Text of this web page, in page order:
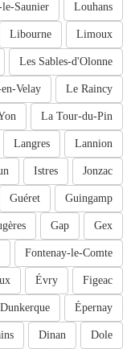
Louhans
Saunier
Limoux
Libourne
Les Sables-d'Olonne
Le Raincy
Velay
La Tour-du-Pin
Lannion
Langres
Jonzac
Istres
Guingamp
Guéret
Gex
Gap
Fontenay-le-Comte
Figeac
Évry
Épernay
Dunkerque
Dole
Dinan